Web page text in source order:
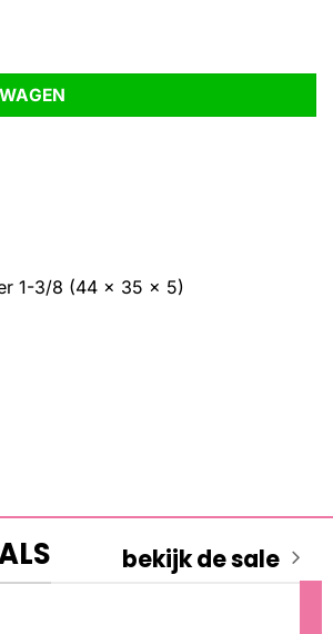
1-3/8 (44 x 35 x 5)
bekijk de sale